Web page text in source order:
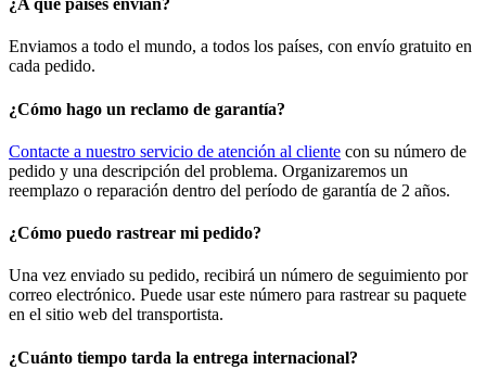
¿A qué países envían?
Enviamos a todo el mundo, a todos los países, con envío gratuito en
cada pedido.
¿Cómo hago un reclamo de garantía?
Contacte a nuestro servicio de atención al cliente con su número de
pedido y una descripción del problema. Organizaremos un
reemplazo o reparación dentro del período de garantía de 2 años.
¿Cómo puedo rastrear mi pedido?
Una vez enviado su pedido, recibirá un número de seguimiento por
correo electrónico. Puede usar este número para rastrear su paquete
en el sitio web del transportista.
¿Cuánto tiempo tarda la entrega internacional?